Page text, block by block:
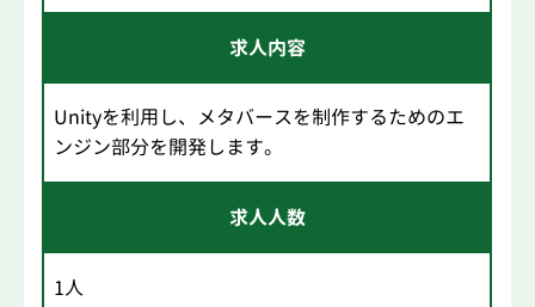
求人内容
Unityを利用し、メタバースを制作するためのエ
ンジン部分を開発します。
求人人数
1人